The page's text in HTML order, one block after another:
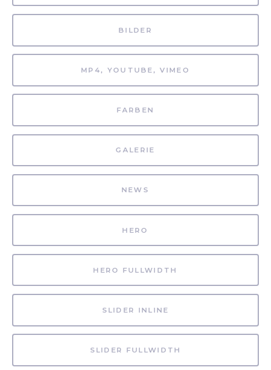
BILDER
MP4, YOUTUBE, VIMEO
FARBEN
GALERIE
NEWS
HERO
HERO FULLWIDTH
SLIDER INLINE
SLIDER FULLWIDTH